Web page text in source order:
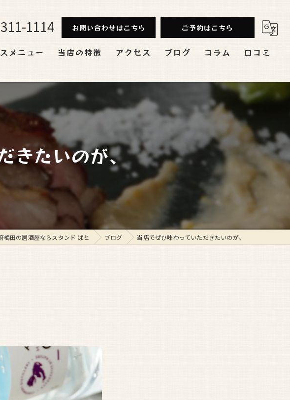
1114 お問い合わせはこちら ご予約はこちら
メニュー 当店の特徴
ランチ
貸切
アクセス ブログ コラム 口コミ
きたいのが、
梅田の居酒屋ならスタンド ぱと ブログ 当店でぜひ味わっていただきたいのが、